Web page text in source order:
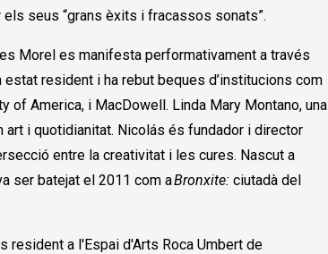
els seus “grans èxits i fracassos sonats”.
Morel es manifesta performativament a través
resident i ha rebut beques d’institucions com
of America, i MacDowell. Linda Mary Montano, una
art i quotidianitat. Nicolás és fundador i director
entre la creativitat i les cures. Nascut a
ser batejat el 2011 com aBronxite: ciutadà del
resident a l'Espai d'Arts Roca Umbert de